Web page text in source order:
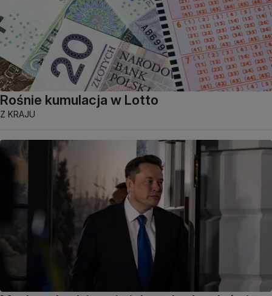
Rośnie kumulacja w Lotto
Z KRAJU